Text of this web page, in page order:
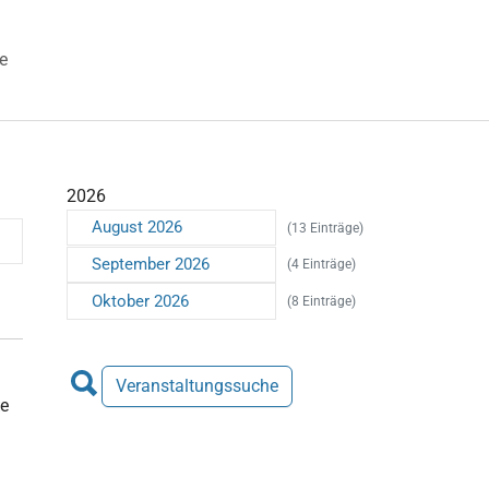
2026
August 2026 (13 Einträge)
September 2026 (4 Einträge)
Oktober 2026 (8 Einträge)
Veranstaltungssuche